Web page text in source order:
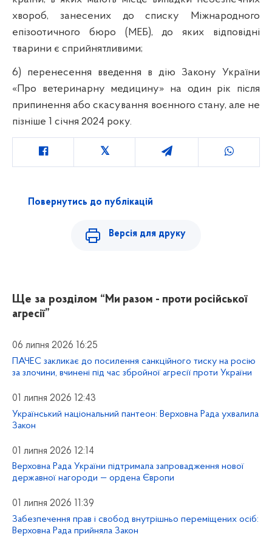
хвороб, занесених до списку Міжнародного
епізоотичного бюро (МЕБ), до яких відповідні
тварини є сприйнятливими;
6) перенесення введення в дію Закону України
«Про ветеринарну медицину» на один рік після
припинення або скасування воєнного стану, але не
пізніше 1 січня 2024 року.
Повернутись до публікацій
Версія для друку
Ще за розділом “Ми разом - проти російської
агресії”
06 липня 2026 16:25
ПАЧЕС закликає до посилення санкційного тиску на росію
за злочини, вчинені під час збройної агресії проти України
01 липня 2026 12:43
Український національний пантеон: Верховна Рада ухвалила
Закон
01 липня 2026 12:14
Верховна Рада України підтримала запровадження нової
державної нагороди — ордена Європи
01 липня 2026 11:39
Забезпечення прав і свобод внутрішньо переміщених осіб:
Верховна Рада прийняла Закон